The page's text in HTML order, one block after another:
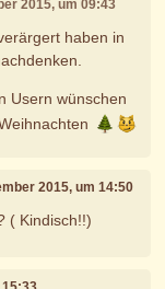
2015, um 09:43
haben in
Usern wünschen
2015, um 14:50
( Kindisch!!)